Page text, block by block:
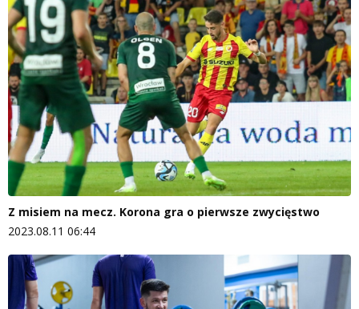
Z misiem na mecz. Korona gra o pierwsze zwycięstwo
2023.08.11 06:44